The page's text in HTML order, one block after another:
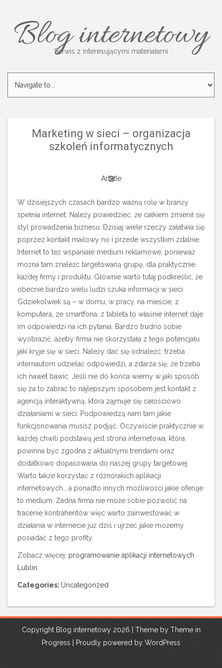
Blog internetowy
Serwis z interesującymi materiałami
Marketing w sieci – organizacja
szkoleń informatycznych
Article
W dzisiejszych czasach bardzo ważną rolę w branży
spełnia internet. Należy powiedzieć, że całkiem zmienił się
styl prowadzenia biznesu. Dzisiaj wiele rzeczy załatwia się
poprzez kontakt mailowy no i przede wszystkim zdalnie.
Internet to też wspaniałe medium reklamowe, ponieważ
można tam znaleźć targetowaną grupę, dla praktycznie
każdej firmy i produktu. Głównie warto tutaj podkreślić, że
obecnie bardzo wielu ludzi szuka informacji w sieci.
Gdziekolwiek są – w domu, w pracy, na mieście, z
komputera, ze smartfona, z tableta to właśnie internet daje
im odpowiedzi na ich pytania. Bardzo trudno sobie
wyobrazić, ażeby firma nie skorzystała z tego potencjału
jaki kryje się w sieci.
Należy dać się odnaleźć, trzeba
internautom udzielać odpowiedzi, a zdarza się, że trzeba
ich nawet bawić. Jeśli nie do końca wiemy w jaki sposób
się za to zabrać to najlepszym sposobem jest kontakt z
agencją interaktywną, która zajmuje się całościowo
działaniami w sieci. Podpowiedzą nam tam jakie
funkcjonowania musisz podjąć. Oczywiście praktycznie w
każdej chwili podstawą jest strona internetowa, która
powinna być zgodna z aktualnymi trendami oraz
dodatkowo dopasowana do naszej grupy targetowej.
Warto także korzystać z różnorakich aplikacji
internetowych , a ponadto innych możliwości jakie oferuje
to medium. Żadna firma nie może sobie pozwolić na
tracenie kontrahentów więc warto zainwestować w
działania w internecie już dziś i ujrzeć jakie możemy
posiadać z tego profity.
Zobacz więcej: programowanie aplikacji internetowych
Lublin
Categories: Uncategorized
Copyright Blog internetowy 2026 | Theme by Theme in
Progress
Proudly powered by WordPress